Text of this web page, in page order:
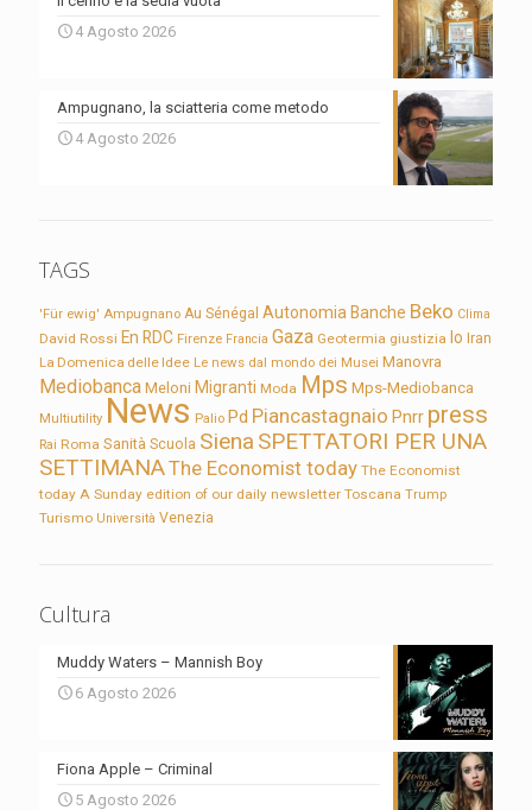
4 Agosto 2026
Ampugnano, la sciatteria come metodo
4 Agosto 2026
TAGS
'Für ewig' Ampugnano Au Sénégal Autonomia Banche Beko Clima
David Rossi En RDC Firenze Francia Gaza Geotermia giustizia Io Iran
La Domenica delle Idee Le news dal mondo dei Musei Manovra
Mediobanca Meloni Migranti Moda Mps Mps-Mediobanca
Multiutility News Palio Pd Piancastagnaio Pnrr press
Rai Roma Sanità Scuola Siena SPETTATORI PER UNA
SETTIMANAThe Economist today The Economist
today A Sunday edition of our daily newsletter Toscana Trump
Turismo Università Venezia
Cultura
Muddy Waters – Mannish Boy
6 Agosto 2026
Fiona Apple – Criminal
5 Agosto 2026